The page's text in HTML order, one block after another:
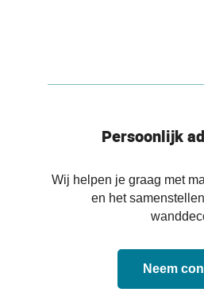
Persoonlijk
Wij helpen je graag met
en het
Neem